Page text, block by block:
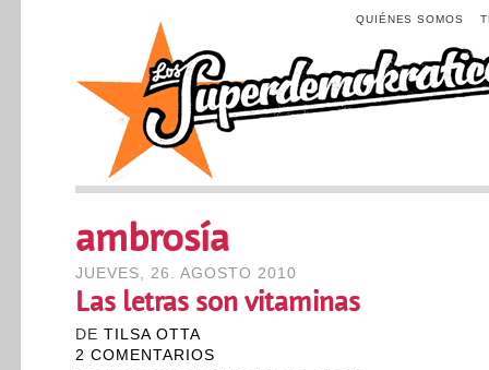
QUIÉNES SOMOS
ambrosía
JUEVES, 26. AGOSTO 2010
Las letras son vitaminas
DE TILSA OTTA
2 COMENTARIOS